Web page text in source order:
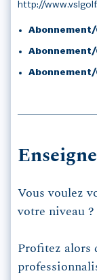
http://
Vous voulez
votre niveau ?
Profitez alors